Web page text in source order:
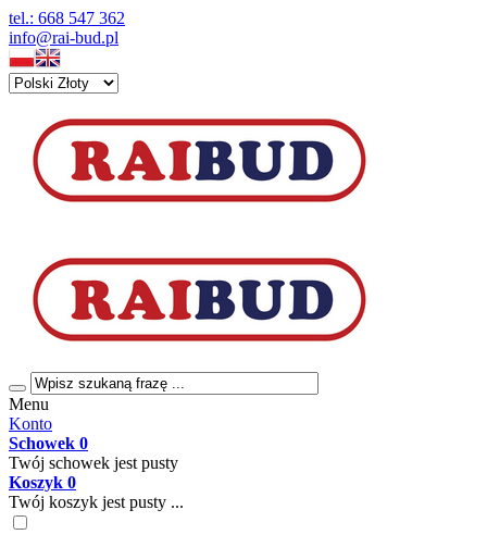
tel.: 668 547 362
info@rai-bud.pl
Menu
Konto
Schowek 0
Twój schowek jest pusty
Koszyk 0
Twój koszyk jest pusty ...